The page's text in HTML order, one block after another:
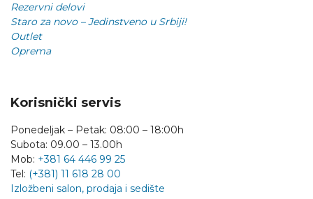
Rezervni delovi
Staro za novo – Jedinstveno u Srbiji!
Outlet
Oprema
Korisnički servis
Ponedeljak – Petak: 08:00 – 18:00h
Subota: 09.00 – 13.00h
Mob: +381 64 446 99 25
Tel: (+381) 11 618 28 00
Izložbeni salon, prodaja i sedište